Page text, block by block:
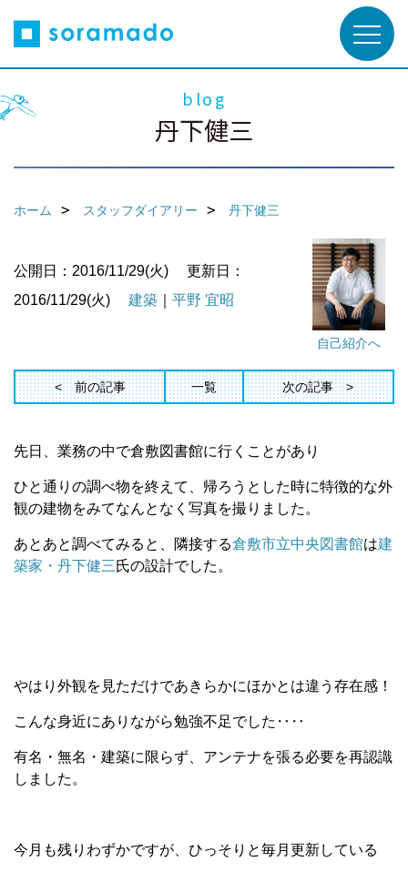
blog
丹下健三
ホーム スタッフダイアリー 丹下健三
自己紹介へ
公開日：2016/11/29(火)
更新日：
2016/11/29(火)
建築 平野 宜昭
前の記事 一覧 次の記事
先日、業務の中で倉敷図書館に行くことがあり
ひと通りの調べ物を終えて、帰ろうとした時に特徴的な外
観の建物をみてなんとなく写真を撮りました。
あとあと調べてみると、隣接する倉敷市立中央図書館は建
築家・丹下健三氏の設計でした。
やはり外観を見ただけであきらかにほかとは違う存在感！
こんな身近にありながら勉強不足でした‥‥
有名・無名・建築に限らず、アンテナを張る必要を再認識
しました。
今月も残りわずかですが、ひっそりと毎月更新している